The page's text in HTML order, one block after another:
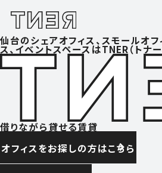
仙台のシェアオフィス、スモールオフ
ス、イベントスペースはTNER（トナー
借りながら貸せる賃貸
オフィスをお探しの方はこちら